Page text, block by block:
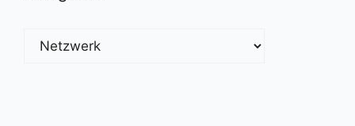
Kategorien